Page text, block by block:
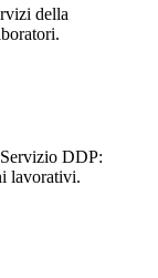
della
DDP:
lavorativi.